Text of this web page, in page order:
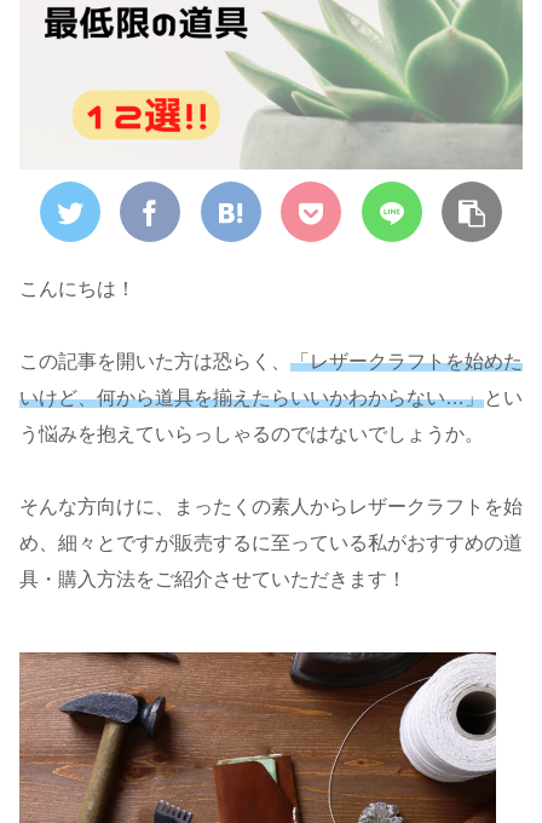
こんにちは！
この記事を開いた方は恐らく、 「レザークラフトを始めた
いけど、何から道具を揃えたらいいかわからない…」とい
う悩みを抱えていらっしゃるのではないでしょうか。
そんな方向けに、まったくの素人からレザークラフトを始
め、細々とですが販売するに至っている私がおすすめの道
具・購入方法をご紹介させていただきます！